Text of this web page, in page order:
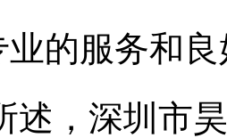
的服务和
述，深圳市